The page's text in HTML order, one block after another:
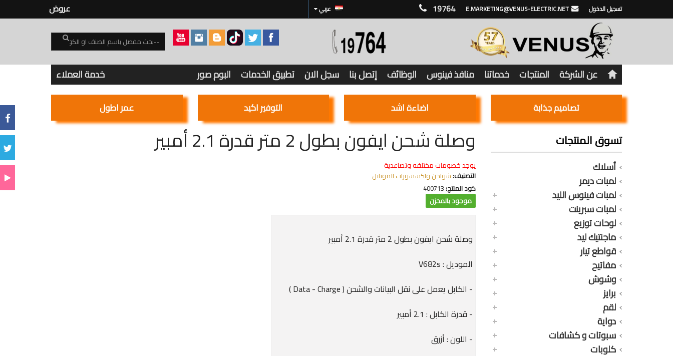
19764 E.MARKETING@VENUS-ELECTRIC.NET تسجيل الدخول عربي عروض
عن الشركة المنتجات خدماتنا منافذ فينوس الوظائف إتصل بنا سجل الان تطبيق الخدمات البوم صور خدمة العملاء
تصاميم جذابة اضاءة اشد التوفير اكيد عمر اطول
تسوق المنتجات
أسلاك
لمبات ديمر
لمبات فينوس الليد
لمبات سبرينت
لوحات توزيع
ماجنتيك ليد
قواطع تيار
مفاتيح
وشوش
برايز
لقم
دواية
سبوتات و كشافات
كلوبات
وصلة شحن ايفون بطول 2 متر قدرة 2.1 أمبير
يوجد خصومات مختلفه وتصاعدية
التصنيف:شواحن واكسسورات الموبايل
كود المنتج:400713
موجود بالمخزن
وصلة شحن ايفون بطول 2 متر قدرة 2.1 أمبير
الموديل : V682s
- الكابل يعمل على نقل البيانات والشحن ( Data - Charge )
- قدرة الكابل : 2.1 أمبير
- اللون : أزرق